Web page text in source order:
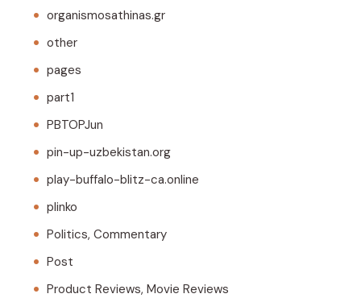
organismosathinas.gr
other
pages
part1
PBTOPJun
pin-up-uzbekistan.org
play-buffalo-blitz-ca.online
plinko
Politics, Commentary
Post
Product Reviews, Movie Reviews